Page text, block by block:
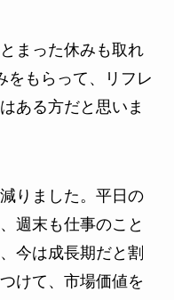
まった休みも取れ
をもらって、リフレ
ある方だと思いま
りました。平日の
週末も仕事のこと
今は成長期だと割
けて、市場価値を